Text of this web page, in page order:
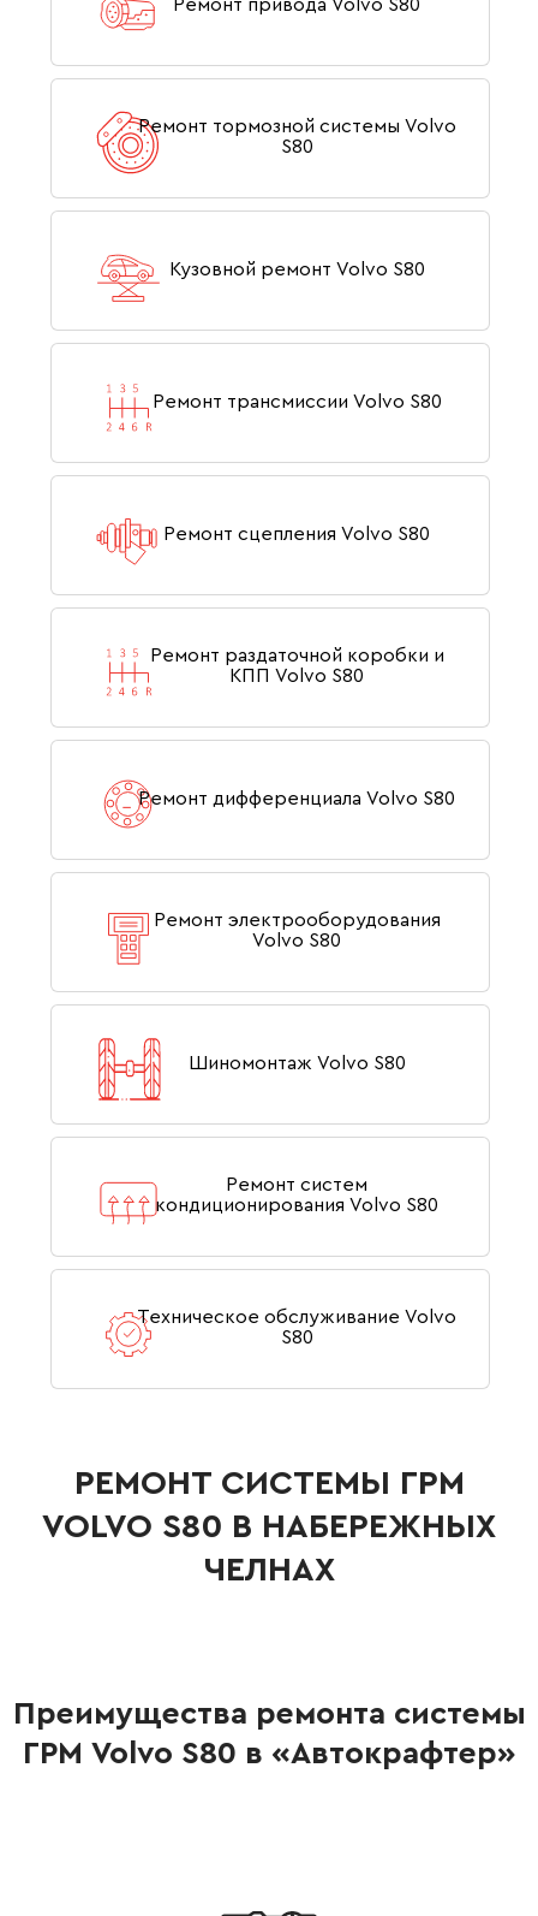
Ремонт привода Volvo S80
Ремонт тормозной системы Volvo
S80
Кузовной ремонт Volvo S80
Ремонт трансмиссии Volvo S80
Ремонт сцепления Volvo S80
Ремонт раздаточной коробки и
КПП Volvo S80
Ремонт дифференциала Volvo S80
Ремонт электрооборудования
Volvo S80
Шиномонтаж Volvo S80
Ремонт систем
кондиционирования Volvo S80
Техническое обслуживание Volvo
S80
РЕМОНТ СИСТЕМЫ ГРМ
VOLVO S80 В НАБЕРЕЖНЫХ
ЧЕЛНАХ
Преимущества ремонта системы
ГРМ Volvo S80 в «Автокрафтер»